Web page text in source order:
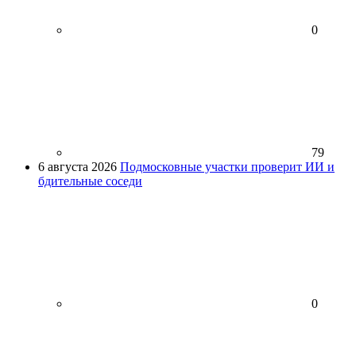
0
79
6 августа 2026 Подмосковные участки проверит ИИ и
бдительные соседи
0